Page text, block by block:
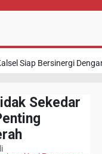
Siap Bersinergi
Sekedar